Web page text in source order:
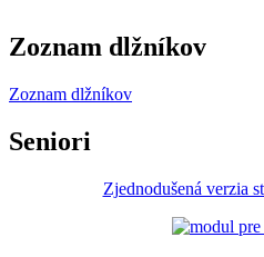
Zoznam dlžníkov
Zoznam dlžníkov
Seniori
Zjednodušená verzia